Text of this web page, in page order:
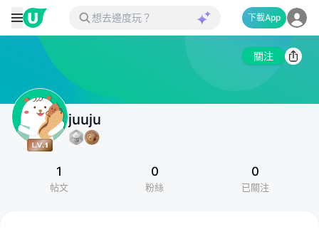
下載App
關注
juuju
1
帖文
0
粉絲
0
已關注